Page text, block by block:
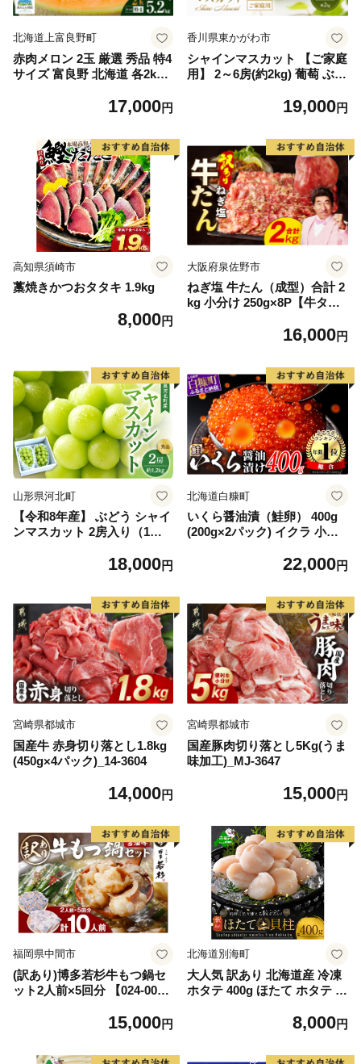
北海道上富良野町
赤肉メロン 2玉 厳選 秀品 特4
サイズ 富良野 北海道 各2kg
富良野 メロン めろん 果物 く
17,000円
香川県東かがわ市
シャインマスカット 【ご家庭
用】 2～6房(約2kg) 葡萄 ぶど
もの 果実 旬の果物 旬のフル
19,000円
高知県須崎市
藁焼きかつおタタキ 1.9kg
8,000円
大阪府泉佐野市
ねぎ塩 牛たん（成型）合計 2
kg 小分け 250g×8P【牛タン
16,000円
山形県河北町
【令和8年産】 ぶどう シャイ
ンマスカット 2房入り（1房6
産【山形eLab】 ka074-023-r
18,000円
北海道白糠町
いくら醤油漬（鮭卵） 400g
(200g×2パック) イクラ 小分
くら醤油漬け 鮭 鮭卵 ikura
大好評品 北海道 白糠町
22,000円
宮崎県都城市
国産牛 赤身切り落とし1.8kg
(450g×4パック)_14-3604
14,000円
宮崎県都城市
国産豚肉切り落とし5Kg(うま
味加工)_MJ-3647
15,000円
福岡県中間市
(訳あり)博多若杉牛もつ鍋セ
ット2人前×5回分 【024-002
15,000円
北海道別海町
大人気 訳あり 北海道産 冷凍
ホタテ 400g ほたて ホタテ 帆
8,000円